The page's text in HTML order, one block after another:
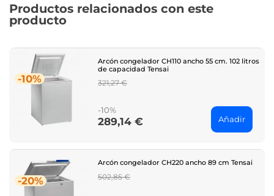
Productos relacionados con este
producto
-10%
Arcón congelador CH110 ancho 55 cm. 102 litros
de capacidad Tensai
Regular
321,27 €
-10%
Price
289,14 € Añadir
-20%
Arcón congelador CH220 ancho 89 cm Tensai
Regular
502,85 €